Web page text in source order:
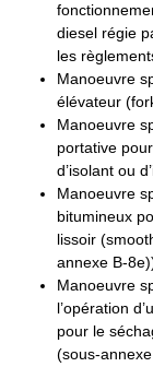
diesel régie
les
Manoeuvre
élévateur
Manoeuvre
portative
d’isolant ou
Manoeuvre
bitumineux
lissoir
annexe B-
Manoeuvre
l’opération
pour le
(sous-